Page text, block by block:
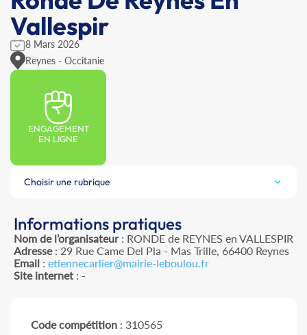
Vallespir
8 Mars 2026
Reynes - Occitanie
ENGAGEMENT
EN LIGNE
Choisir une rubrique
Informations pratiques
Nom de l’organisateur: RONDE de REYNES en VALLESPIR
Adresse: 29 Rue Came Del Pla - Mas Trille, 66400 Reynes
Email : etiennecarlier@mairie-leboulou.fr
Site internet : -
Code compétition : 310565